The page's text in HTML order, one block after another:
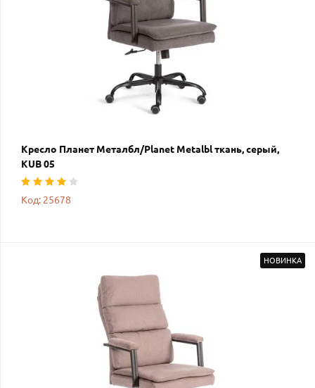
Кресло Планет Металбл/Planet Metalbl ткань, серый,
KUB 05
Код: 25678
НОВИНКА